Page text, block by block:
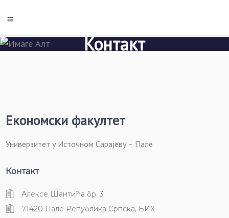
Контакт
Економски факултет
Универзитет у Источном Сарајеву – Пале
Контакт
Алексе Шантића бр. 3
71420 Пале Република Српска, БИХ